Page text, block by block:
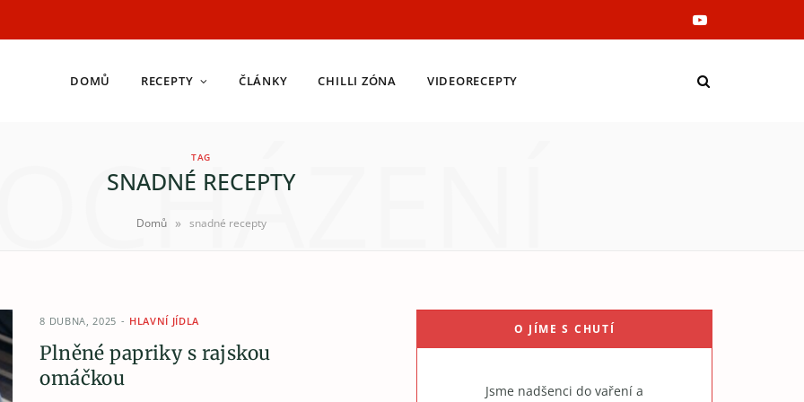
Y
DOMŮ RECEPTY ČLÁNKY CHILLI ZÓNA VIDEORECEPTY
TAG
SNADNÉ RECEPTY
Domů » snadné recepty
8 DUBNA, 2025 HLAVNÍ JÍDLA
Plněné papriky s rajskou
omáčkou
O JÍME S CHUTÍ
Jsme nadšenci do vaření a